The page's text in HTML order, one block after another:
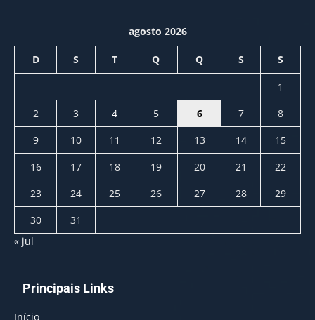
agosto 2026
D S T Q Q S S
1
2
3 4 5 6 7
8
9
10 11 12 13 14
15
16
17 18 19 20 21
22
23
24 25 26 27 28
29
30
31
« jul
Principais Links
Início